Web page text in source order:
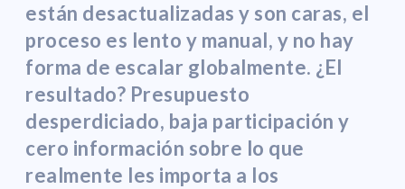
están desactualizadas y son caras, el
proceso es lento y manual, y no hay
forma de escalar globalmente. ¿El
resultado? Presupuesto
desperdiciado, baja participación y
cero información sobre lo que
realmente les importa a los